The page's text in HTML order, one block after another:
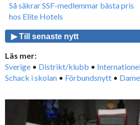
Så säkrar SSF-medlemmar bästa pris
hos Elite Hotels
▶ Till senaste nytt
Läs mer:
Sverige • Distrikt/klubb •
Schack i skolan • Förbundsnytt •